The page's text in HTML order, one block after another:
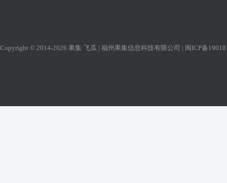
Copyright © 2014-2026 果集·飞瓜 | 福州果集信息科技有限公司 | 闽ICP备